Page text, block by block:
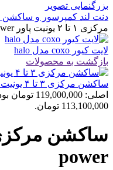
بزرگنمایی تصویر
دنت لند کمپرسور و ساکشن
مرکزی ۱ تا ۲ یونیت پاور power
لایت کیور coxo مدل halo
بازگشت به محصولات
ساکشن مرکزی ۳ تا ۴ یونیت پاور power
اصلی: 119,000,000 تومان بود.
113,100,000 تومان.
power